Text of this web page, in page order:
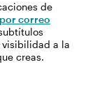
de
correo
a la
creas.